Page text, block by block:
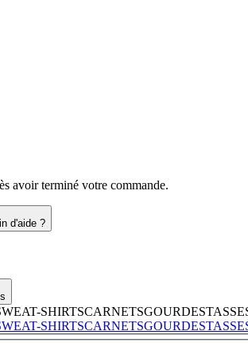
avoir terminé votre commande.
d'aide ?
SHIRTSCARNETSGOURDES
SHIRTSCARNETSGOURDES